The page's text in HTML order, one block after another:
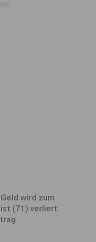
wird zum
(71) verliert